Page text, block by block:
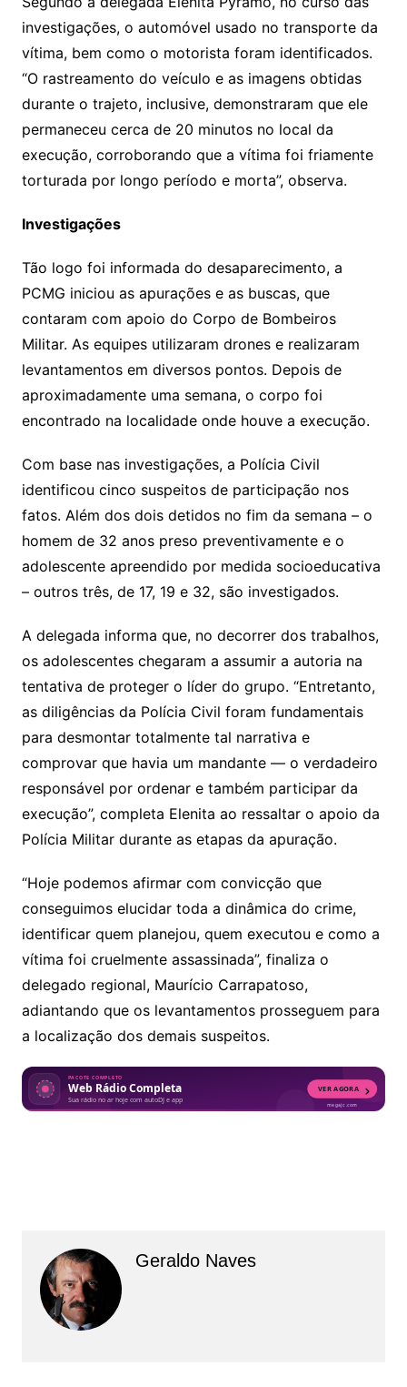
investigações, o automóvel usado no transporte da
vítima, bem como o motorista foram identificados.
“O rastreamento do veículo e as imagens obtidas
durante o trajeto, inclusive, demonstraram que ele
permaneceu cerca de 20 minutos no local da
execução, corroborando que a vítima foi friamente
torturada por longo período e morta”, observa.
Investigações
Tão logo foi informada do desaparecimento, a
PCMG iniciou as apurações e as buscas, que
contaram com apoio do Corpo de Bombeiros
Militar. As equipes utilizaram drones e realizaram
levantamentos em diversos pontos. Depois de
aproximadamente uma semana, o corpo foi
encontrado na localidade onde houve a execução.
Com base nas investigações, a Polícia Civil
identificou cinco suspeitos de participação nos
fatos. Além dos dois detidos no fim da semana – o
homem de 32 anos preso preventivamente e o
adolescente apreendido por medida socioeducativa
– outros três, de 17, 19 e 32, são investigados.
A delegada informa que, no decorrer dos trabalhos,
os adolescentes chegaram a assumir a autoria na
tentativa de proteger o líder do grupo. “Entretanto,
as diligências da Polícia Civil foram fundamentais
para desmontar totalmente tal narrativa e
comprovar que havia um mandante — o verdadeiro
responsável por ordenar e também participar da
execução”, completa Elenita ao ressaltar o apoio da
Polícia Militar durante as etapas da apuração.
“Hoje podemos afirmar com convicção que
conseguimos elucidar toda a dinâmica do crime,
identificar quem planejou, quem executou e como a
vítima foi cruelmente assassinada”, finaliza o
delegado regional, Maurício Carrapatoso,
adiantando que os levantamentos prosseguem para
a localização dos demais suspeitos.
Geraldo Naves